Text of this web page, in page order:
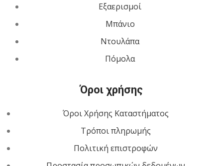
Εξαερισμοί
Μπάνιο
Ντουλάπα
Πόμολα
Όροι χρήσης
Όροι Χρήσης Καταστήματος
Τρόποι πληρωμής
Πολιτική επιστροφών